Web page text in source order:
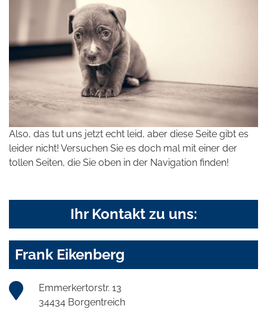
Also, das tut uns jetzt echt leid, aber diese Seite gibt es
leider nicht! Versuchen Sie es doch mal mit einer der
tollen Seiten, die Sie oben in der Navigation finden!
Ihr Kontakt zu uns:
Frank Eikenberg
Emmerkertorstr. 13
34434 Borgentreich